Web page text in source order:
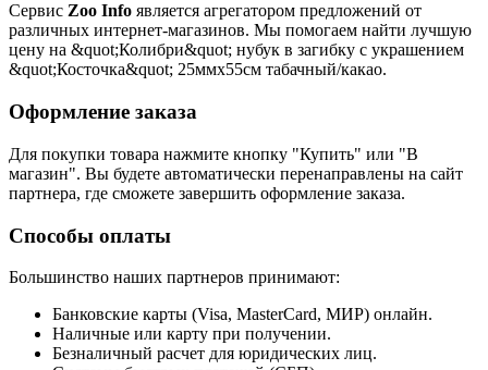
Сервис Zoo Info является агрегатором предложений от
различных интернет-магазинов. Мы помогаем найти лучшую
цену на &quot;Колибри&quot; нубук в загибку с украшением
&quot;Косточка&quot; 25ммх55см табачный/какао.
Оформление заказа
Для покупки товара нажмите кнопку "Купить" или "В
магазин". Вы будете автоматически перенаправлены на сайт
партнера, где сможете завершить оформление заказа.
Способы оплаты
Большинство наших партнеров принимают:
Банковские карты (Visa, MasterCard, МИР) онлайн.
Наличные или карту при получении.
Безналичный расчет для юридических лиц.